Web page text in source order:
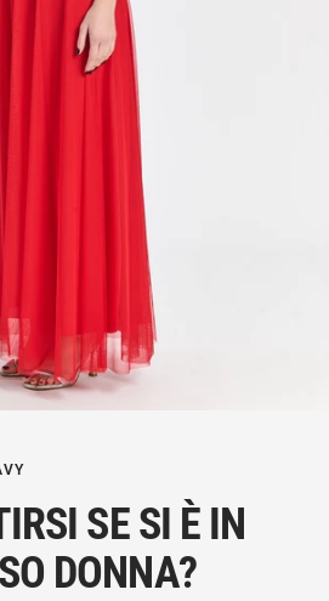
SE SI È IN
DONNA?